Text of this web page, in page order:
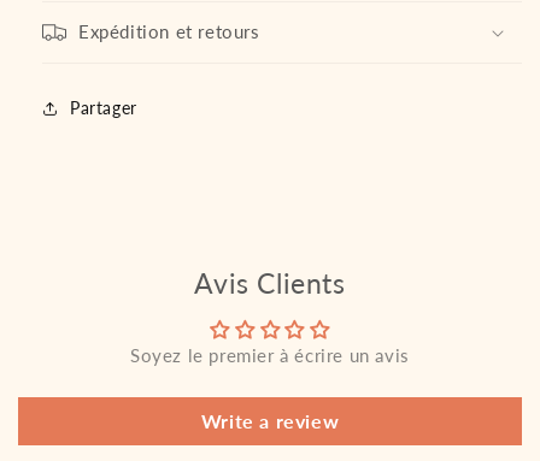
Expédition et retours
Partager
Avis Clients
Soyez le premier à écrire un avis
Write a review